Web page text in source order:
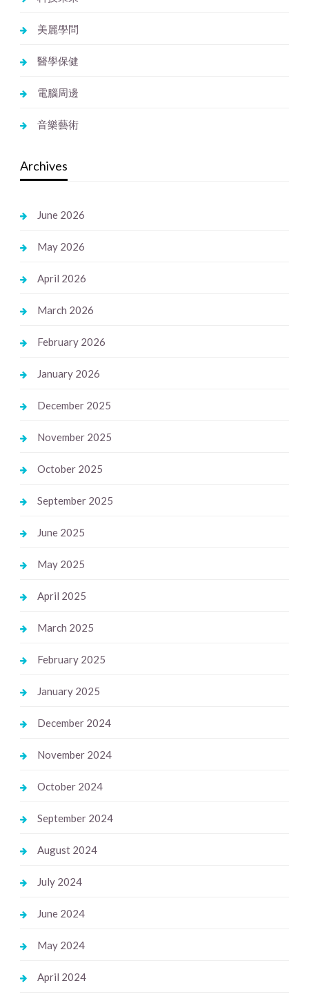
美麗學問
醫學保健
電腦周邊
音樂藝術
Archives
June 2026
May 2026
April 2026
March 2026
February 2026
January 2026
December 2025
November 2025
October 2025
September 2025
June 2025
May 2025
April 2025
March 2025
February 2025
January 2025
December 2024
November 2024
October 2024
September 2024
August 2024
July 2024
June 2024
May 2024
April 2024